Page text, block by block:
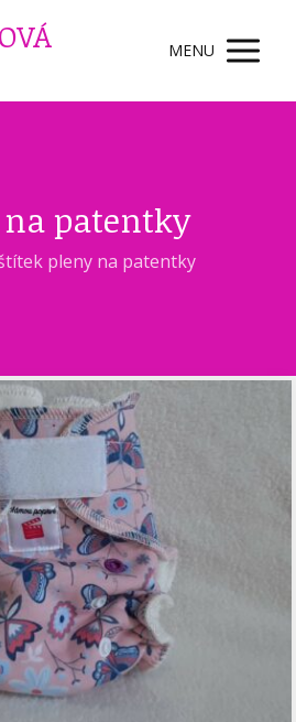
MENU
patentky
pleny na patentky